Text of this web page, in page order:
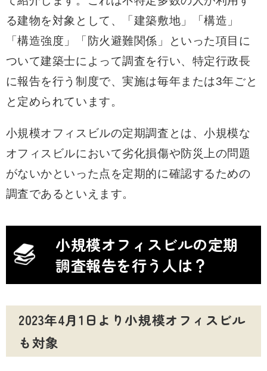
る建物を対象として、「建築敷地」「構造」
「構造強度」「防火避難関係」といった項目に
ついて建築士によって調査を行い、特定行政長
に報告を行う制度で、実施は毎年または3年ごと
と定められています。
小規模オフィスビルの定期調査とは、小規模な
オフィスビルにおいて劣化損傷や防災上の問題
がないかといった点を定期的に確認するための
調査であるといえます。
小規模オフィスビルの定期
調査報告を行う人は？
2023年4月1日より小規模オフィスビル
も対象